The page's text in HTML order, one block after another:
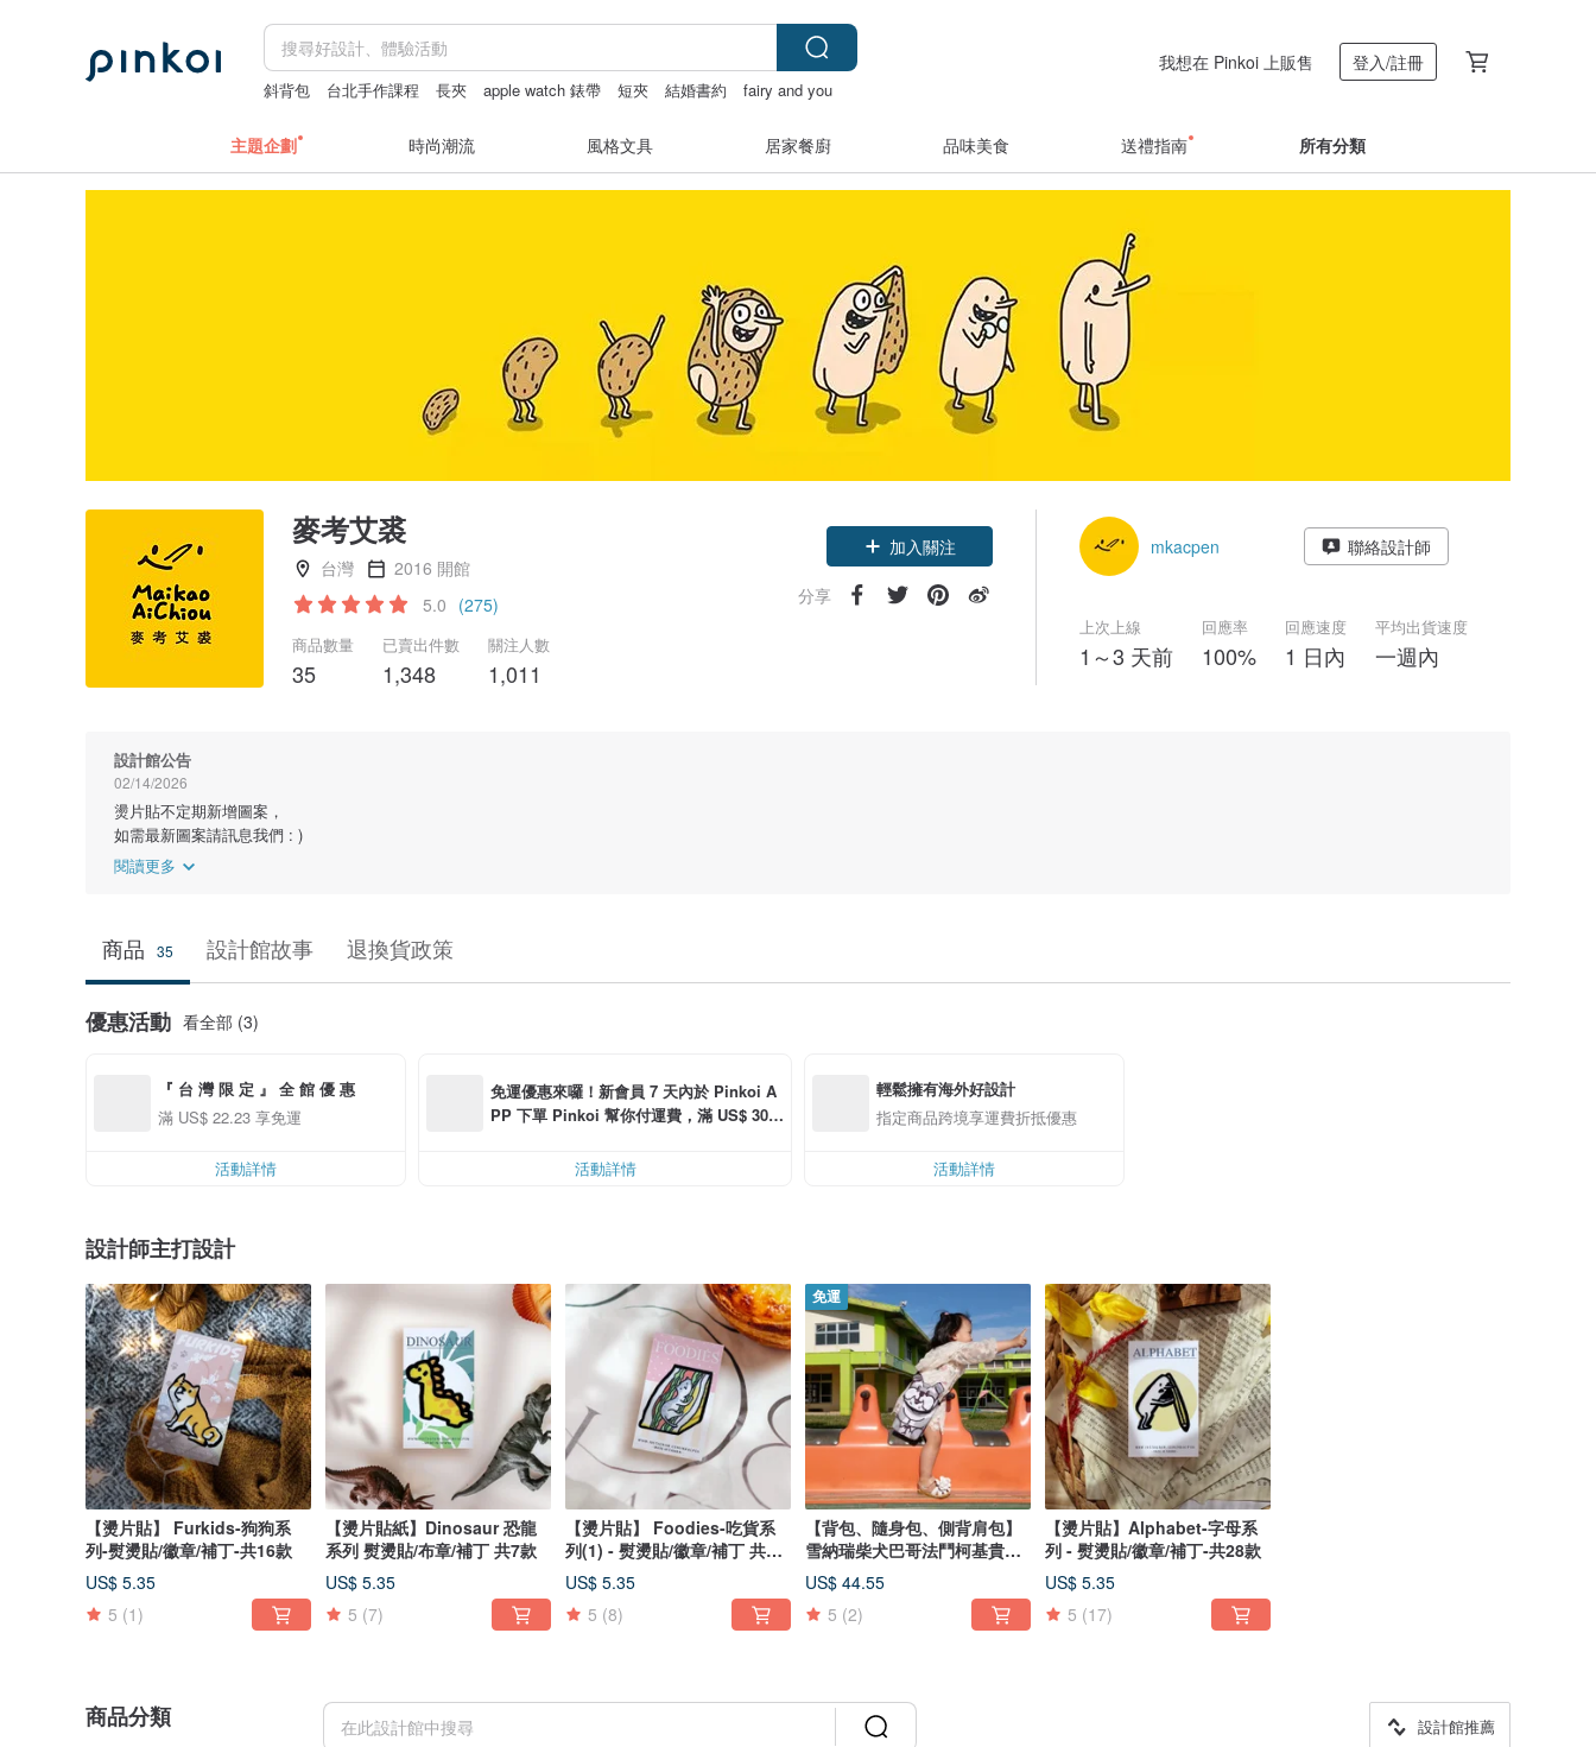
斜背包 台北手作課程 長夾 apple watch 錶帶 短夾 結婚書約
fairy and you
我想在 Pinkoi 上販售 登入/註冊
主題企劃 時尚潮流 風格文具 居家餐廚 品味美食 送禮指南 所有分類
麥考艾裘
台灣
2016 開館
5.0 (275)
商品數量
35
已賣出件數
1,348
關注人數
1,011
加入關注
分享
mkacpen 聯絡設計師
上次上線
1～3 天前
回應率
100%
回應速度
1 日內
平均出貨速度
一週內
設計館公告
02/14/2026
燙片貼不定期新增圖案，
如需最新圖案請訊息我們 : )
閱讀更多
商品 35 設計館故事 退換貨政策
優惠活動 看全部 (3)
『 台 灣 限 定 』 全 館 優 惠
滿 US$ 22.23 享免運
活動詳情
免運優惠來囉！新會員 7 天內於 Pinkoi A
PP 下單 Pinkoi 幫你付運費，滿 US$ 30.0
活動詳情
輕鬆擁有海外好設計
指定商品跨境享運費折抵優惠
活動詳情
設計師主打設計
【燙片貼】 Furkids-狗狗系
列-熨燙貼/徽章/補丁-共16款
US$ 5.35
5 (1)
【燙片貼紙】Dinosaur 恐龍
系列 熨燙貼/布章/補丁 共7款
US$ 5.35
5 (7)
【燙片貼】 Foodies-吃貨系
列(1) - 熨燙貼/徽章/補丁 共8
款
US$ 5.35
5 (8)
免運
【背包、隨身包、側背肩包】
雪納瑞柴犬巴哥法鬥柯基貴賓
共6款
US$ 44.55
5 (2)
【燙片貼】Alphabet-字母系
列 - 熨燙貼/徽章/補丁-共28款
US$ 5.35
5 (17)
商品分類 設計館推薦